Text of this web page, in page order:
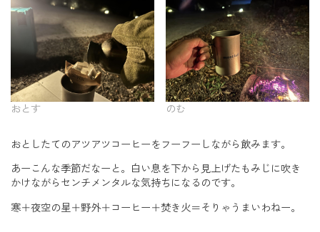
おとす のむ
おとしたてのアツアツコーヒーをフーフーしながら飲みます。
あーこんな季節だなーと。白い息を下から見上げたもみじに吹き
かけながらセンチメンタルな気持ちになるのです。
寒＋夜空の星＋野外＋コーヒー＋焚き火＝そりゃうまいわねー。